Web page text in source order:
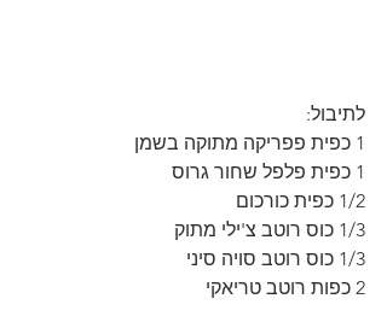
לתיבול:
1 כפית פפריקה מתוקה בשמן
1 כפית פלפל שחור גרוס
1/2 כפית כורכום
1/3 כוס רוטב צ'ילי מתוק
1/3 כוס רוטב סויה סיני
2 כפות רוטב טריאקי